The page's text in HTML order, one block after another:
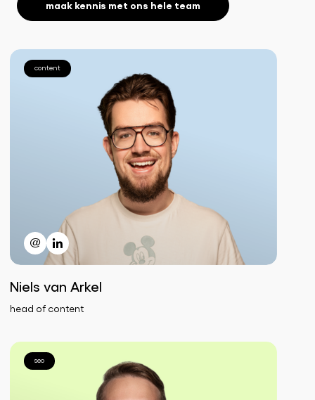
maak kennis met ons hele team
content
Niels van Arkel
head of content
seo